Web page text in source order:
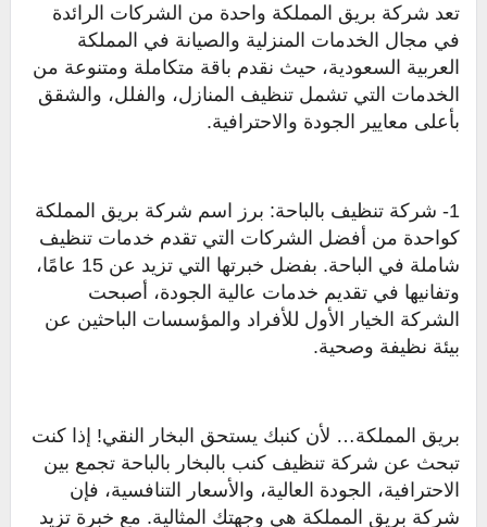
تعد شركة بريق المملكة واحدة من الشركات الرائدة
في مجال الخدمات المنزلية والصيانة في المملكة
العربية السعودية، حيث نقدم باقة متكاملة ومتنوعة من
الخدمات التي تشمل تنظيف المنازل، والفلل، والشقق
بأعلى معايير الجودة والاحترافية.
1- شركة تنظيف بالباحة: برز اسم شركة بريق المملكة
كواحدة من أفضل الشركات التي تقدم خدمات تنظيف
شاملة في الباحة. بفضل خبرتها التي تزيد عن 15 عامًا،
وتفانيها في تقديم خدمات عالية الجودة، أصبحت
الشركة الخيار الأول للأفراد والمؤسسات الباحثين عن
بيئة نظيفة وصحية.
بريق المملكة… لأن كنبك يستحق البخار النقي! إذا كنت
تبحث عن شركة تنظيف كنب بالبخار بالباحة تجمع بين
الاحترافية، الجودة العالية، والأسعار التنافسية، فإن
شركة بريق المملكة هي وجهتك المثالية. مع خبرة تزيد